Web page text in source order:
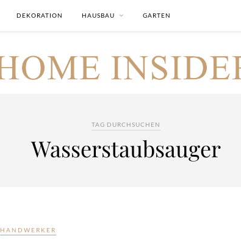
DEKORATION HAUSBAU GARTEN
TAG DURCHSUCHEN
Wasserstaubsauger
HANDWERKER